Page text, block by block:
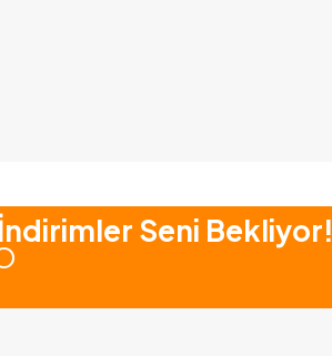
Seni Bekliyor!